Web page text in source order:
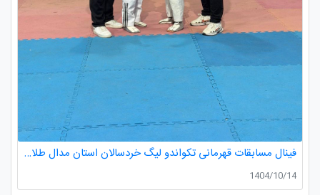
فینال مسابقات قهرمانی تکواندو لیگ خردسالان استان مدال طلا صدرا ظفری از باشگاه طلایی به مربیگری استاد عسکری مربی ارزنده باشگاه
1404/10/14